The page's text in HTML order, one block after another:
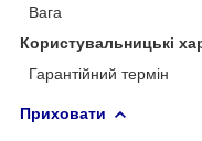
Вага
Користувальницькі
Гарантійний термін
Приховати